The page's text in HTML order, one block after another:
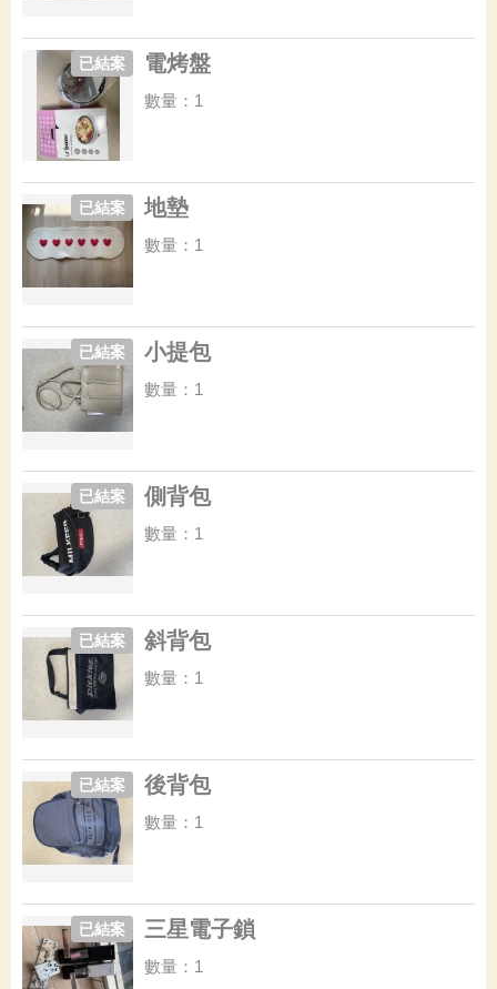
電烤盤
已結案
數量：1
地墊
已結案
數量：1
小提包
已結案
數量：1
側背包
已結案
數量：1
斜背包
已結案
數量：1
後背包
已結案
數量：1
三星電子鎖
已結案
數量：1